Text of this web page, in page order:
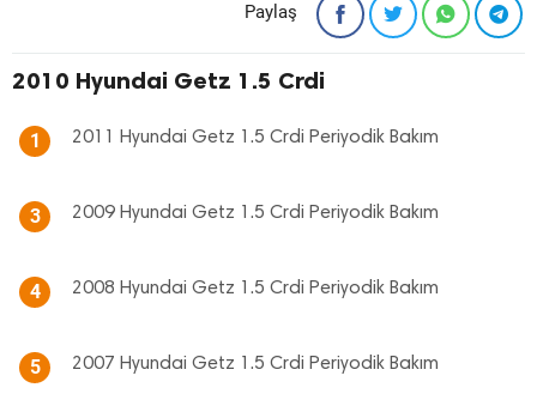
Paylaş
2010 Hyundai Getz 1.5 Crdi
1 2011 Hyundai Getz 1.5 Crdi Periyodik Bakım
3 2009 Hyundai Getz 1.5 Crdi Periyodik Bakım
4 2008 Hyundai Getz 1.5 Crdi Periyodik Bakım
5 2007 Hyundai Getz 1.5 Crdi Periyodik Bakım